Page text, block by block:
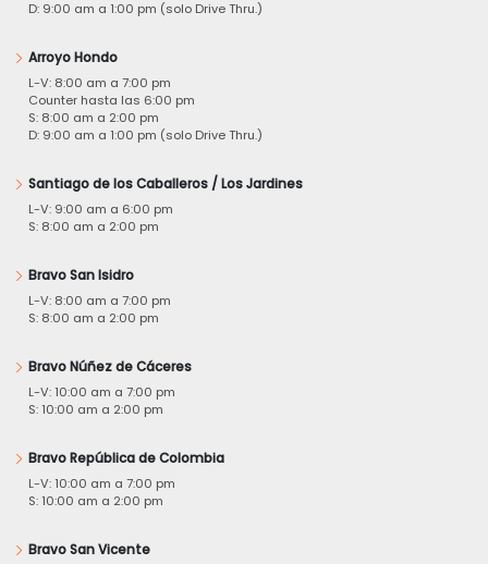
D: 9:00 am a 1:00 pm (solo Drive Thru.)
Arroyo Hondo
L-V: 8:00 am a 7:00 pm
Counter hasta las 6:00 pm
S: 8:00 am a 2:00 pm
D: 9:00 am a 1:00 pm (solo Drive Thru.)
Santiago de los Caballeros / Los Jardines
L-V: 9:00 am a 6:00 pm
S: 8:00 am a 2:00 pm
Bravo San Isidro
L-V: 8:00 am a 7:00 pm
S: 8:00 am a 2:00 pm
Bravo Núñez de Cáceres
L-V: 10:00 am a 7:00 pm
S: 10:00 am a 2:00 pm
Bravo República de Colombia
L-V: 10:00 am a 7:00 pm
S: 10:00 am a 2:00 pm
Bravo San Vicente